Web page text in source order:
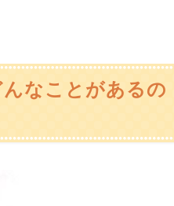
なことがあるの